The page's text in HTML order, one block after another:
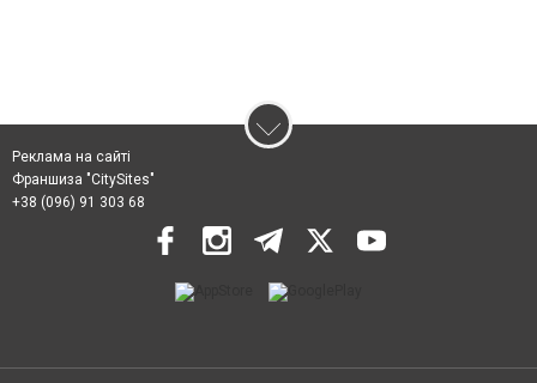
Реклама на сайті
Франшиза "CitySites"
+38 (096) 91 303 68